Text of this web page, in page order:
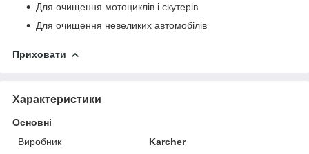
Для очищення мотоциклів і скутерів
Для очищення невеликих автомобілів
Приховати
Характеристики
Основні
Виробник
Karcher